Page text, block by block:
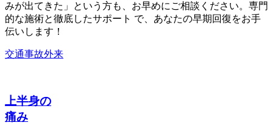
みが出てきた」という方も、お早めにご相談ください。専門
的な施術と徹底したサポート で、あなたの早期回復をお手
伝いします！
交通事故外来
上半身の
痛み